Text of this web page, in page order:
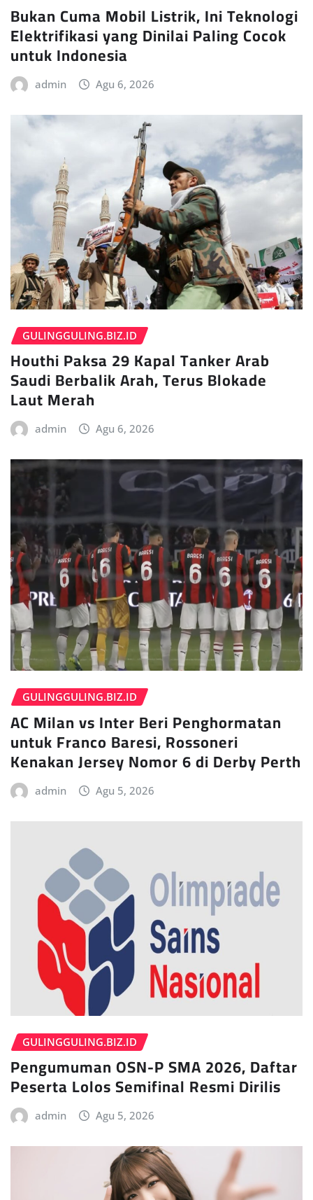
Bukan Cuma Mobil Listrik, Ini Teknologi
Elektrifikasi yang Dinilai Paling Cocok
untuk Indonesia
admin Agu 6, 2026
GULINGGULING.BIZ.ID
Houthi Paksa 29 Kapal Tanker Arab
Saudi Berbalik Arah, Terus Blokade
Laut Merah
admin Agu 6, 2026
GULINGGULING.BIZ.ID
AC Milan vs Inter Beri Penghormatan
untuk Franco Baresi, Rossoneri
Kenakan Jersey Nomor 6 di Derby Perth
admin Agu 5, 2026
GULINGGULING.BIZ.ID
Pengumuman OSN-P SMA 2026, Daftar
Peserta Lolos Semifinal Resmi Dirilis
admin Agu 5, 2026